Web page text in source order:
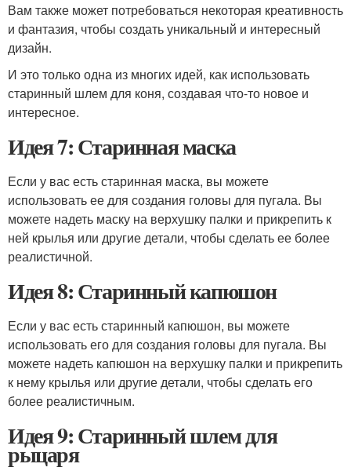
Вам также может потребоваться некоторая креативность
и фантазия, чтобы создать уникальный и интересный
дизайн.
И это только одна из многих идей, как использовать
старинный шлем для коня, создавая что-то новое и
интересное.
Идея 7: Старинная маска
Если у вас есть старинная маска, вы можете
использовать ее для создания головы для пугала. Вы
можете надеть маску на верхушку палки и прикрепить к
ней крылья или другие детали, чтобы сделать ее более
реалистичной.
Идея 8: Старинный капюшон
Если у вас есть старинный капюшон, вы можете
использовать его для создания головы для пугала. Вы
можете надеть капюшон на верхушку палки и прикрепить
к нему крылья или другие детали, чтобы сделать его
более реалистичным.
Идея 9: Старинный шлем для
рыцаря